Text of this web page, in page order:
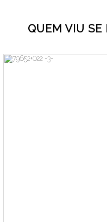
QUEM VIU SE